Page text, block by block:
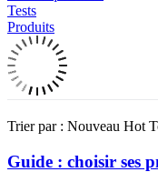
Tests
Produits
Trier par : Nouveau Hot
Guide : choisir ses